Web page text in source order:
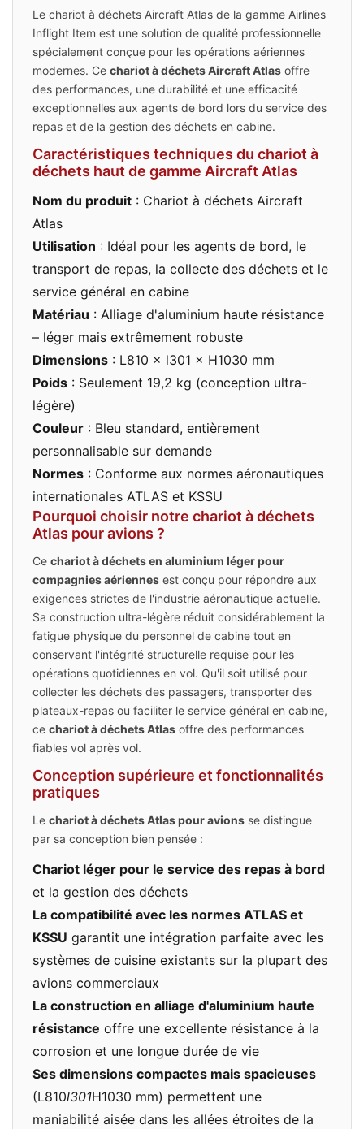
Le chariot à déchets Aircraft Atlas de la gamme Airlines
Inflight Item est une solution de qualité professionnelle
spécialement conçue pour les opérations aériennes
modernes. Ce chariot à déchets Aircraft Atlas offre
des performances, une durabilité et une efficacité
exceptionnelles aux agents de bord lors du service des
repas et de la gestion des déchets en cabine.
Caractéristiques techniques du chariot à
déchets haut de gamme Aircraft Atlas
Nom du produit : Chariot à déchets Aircraft
Atlas
Utilisation : Idéal pour les agents de bord, le
transport de repas, la collecte des déchets et le
service général en cabine
Matériau : Alliage d'aluminium haute résistance
– léger mais extrêmement robuste
Dimensions : L810 × l301 × H1030 mm
Poids : Seulement 19,2 kg (conception ultra-
légère)
Couleur : Bleu standard, entièrement
personnalisable sur demande
Normes : Conforme aux normes aéronautiques
internationales ATLAS et KSSU
Pourquoi choisir notre chariot à déchets
Atlas pour avions ?
Ce chariot à déchets en aluminium léger pour
compagnies aériennes est conçu pour répondre aux
exigences strictes de l'industrie aéronautique actuelle.
Sa construction ultra-légère réduit considérablement la
fatigue physique du personnel de cabine tout en
conservant l'intégrité structurelle requise pour les
opérations quotidiennes en vol. Qu'il soit utilisé pour
collecter les déchets des passagers, transporter des
plateaux-repas ou faciliter le service général en cabine,
ce chariot à déchets Atlas offre des performances
fiables vol après vol.
Conception supérieure et fonctionnalités
pratiques
Le chariot à déchets Atlas pour avions se distingue
par sa conception bien pensée :
Chariot léger pour le service des repas à bord
et la gestion des déchets
La compatibilité avec les normes ATLAS et
KSSU garantit une intégration parfaite avec les
systèmes de cuisine existants sur la plupart des
avions commerciaux
La construction en alliage d'aluminium haute
résistance offre une excellente résistance à la
corrosion et une longue durée de vie
Ses dimensions compactes mais spacieuses
(L810l301H1030 mm) permettent une
maniabilité aisée dans les allées étroites de la